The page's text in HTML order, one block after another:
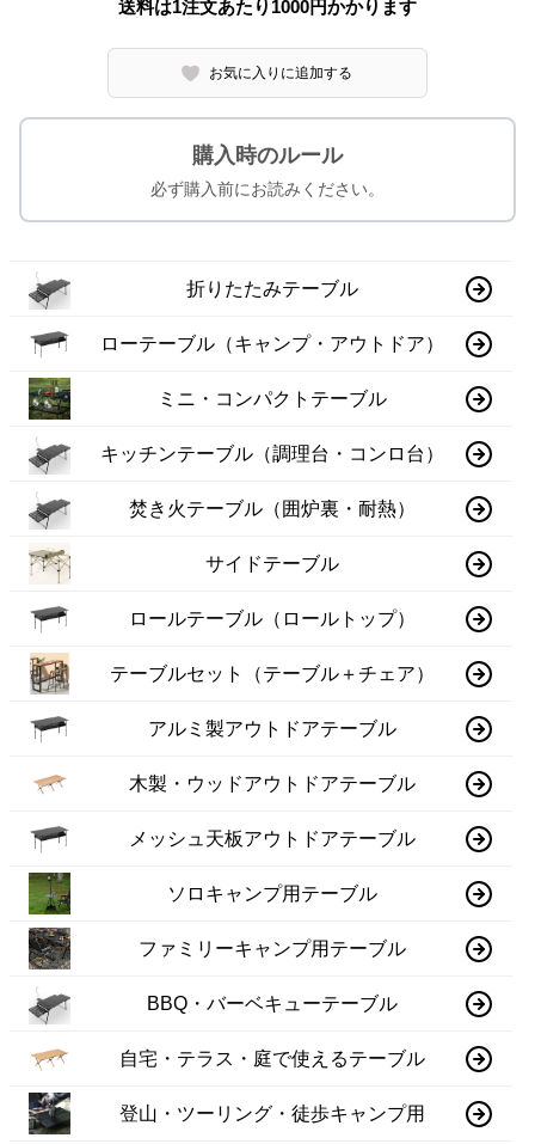
送料は1注文あたり 1000円かかります
お気に入りに追加する
購入時のルール
必ず購入前にお読みください。
折りたたみテーブル
ローテーブル（キャンプ・アウトドア）
ミニ・コンパクトテーブル
キッチンテーブル（調理台・コンロ台）
焚き火テーブル（囲炉裏・耐熱）
サイドテーブル
ロールテーブル（ロールトップ）
テーブルセット（テーブル＋チェア）
アルミ製アウトドアテーブル
木製・ウッドアウトドアテーブル
メッシュ天板アウトドアテーブル
ソロキャンプ用テーブル
ファミリーキャンプ用テーブル
BBQ・バーベキューテーブル
自宅・テラス・庭で使えるテーブル
登山・ツーリング・徒歩キャンプ用